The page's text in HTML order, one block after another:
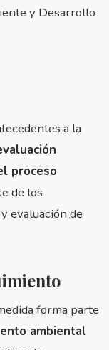
y Desarrollo
a la
proceso
de los
evaluación de
forma parte
ambiental